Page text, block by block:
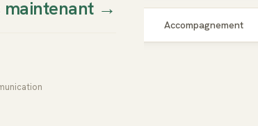
Accompagnement
maintenant→